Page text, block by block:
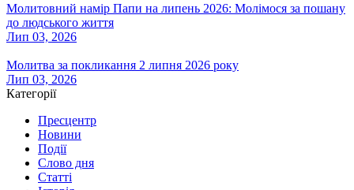
Молитовний намір Папи на липень 2026: Молімося за пошану
до людського життя
Лип 03, 2026
Молитва за покликання 2 липня 2026 року
Лип 03, 2026
Категорії
Пресцентр
Новини
Події
Слово дня
Статті